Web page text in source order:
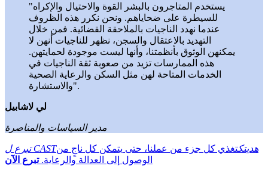
"يستخدم المتاجرون بالبشر القوة والاحتيال والإكراه
للسيطرة على ضحاياهم. ونحن نكرر هذه الظروف
عندما نهدد الناجيات بالملاحقة القضائية. فمن خلال
التهديد بالاعتقال والسجن، نظهر للناجيات أنهن لا
يمكنهن الوثوق بأنظمتنا، وأنها ليست موجودة لحمايتهن.
هذه الممارسات تزيد من صعوبة ثقة الناجيات في
الخدمات المتاحة لهن مثل السكن والرعاية الصحية
والاستشارة".
لي لاشابيل
مدير السياسات والمناصرة
تبرع ل CASTهديتكتغذي كل جزء من عملنا، حتى يتمكن كل ناجٍ من
الوصول إلى العدالة والرعاية.تبرع الآن